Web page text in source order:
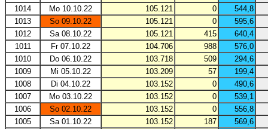
1014
Mo 10.10.22 105.121 0
544,8
1013
So 09.10.22 105.121 0
595,6
1012
Sa 08.10.22 105.121 415
640,4
1011
Fr 07.10.22 104.706 988
576,0
1010
Do 06.10.22 103.718 509
294,6
1009
Mi 05.10.22 103.209 57
199,4
1008
Di 04.10.22 103.152 0
490,6
1007
Mo 03.10.22 103.152 0
539,1
1006
So 02.10.22 103.152 0
556,8
1005
Sa 01.10.22 103.152 187
569,6